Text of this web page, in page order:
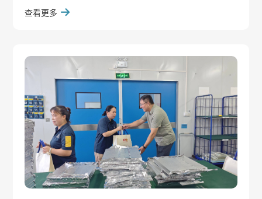
办，以“源生无界”为年度主题，通过“1+1+10”（1场
等核心议题，为产业发展搭建权威交流平台。10场
平行分论坛覆盖细胞疗法、核酸药物、生物偶联药
物（XDC）、放
查看更多